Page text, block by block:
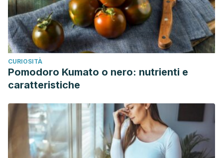
CURIOSITÀ
Pomodoro Kumato o nero: nutrienti e
caratteristiche